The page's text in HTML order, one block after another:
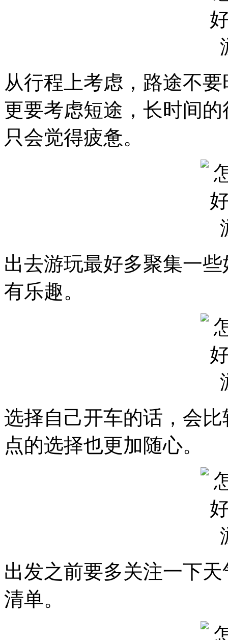
从行程上考虑，路途不
更要考虑短途，长时间
只会觉得疲惫。
出去游玩最好多聚集一
有乐趣。
选择自己开车的话，会
点的选择也更加随心。
出发之前要多关注一下
清单。